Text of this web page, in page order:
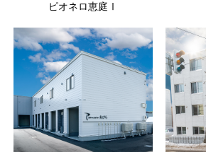
ピオネロ恵庭Ⅰ